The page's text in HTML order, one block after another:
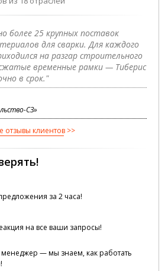
более 25 крупных поставок
для сварки. Для каждого
на разгар строительного
временные рамки — Тиберис
в срок."
СЗ»
отзывы клиентов
за 2 часа!
на все ваши запросы!
менеджер — мы знаем, как работать